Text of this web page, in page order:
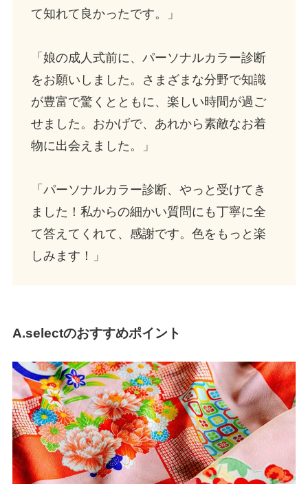
て知れて良かったです。」
「娘の成人式前に、パーソナルカラー診断
をお願いしました。さまざまな分野で知識
が豊富で驚くとともに、楽しい時間が過ご
せました。おかげで、あれから素敵なお着
物に出会えました。」
「パーソナルカラー診断、やっと受けてき
ました！私からの細かい質問にも丁寧に全
て答えてくれて、感謝です。色をもっと楽
しみます！」
A.selectのおすすめポイント